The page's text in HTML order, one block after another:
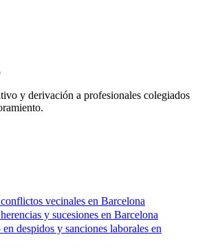
y derivación a profesionales colegiados
vecinales en Barcelona
y sucesiones en Barcelona
despidos y sanciones laborales en